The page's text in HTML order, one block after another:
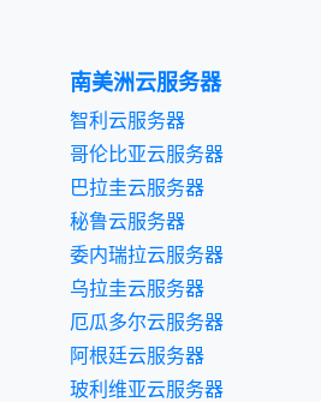
南美洲云服务器
智利云服务器
哥伦比亚云服务器
巴拉圭云服务器
秘鲁云服务器
委内瑞拉云服务器
乌拉圭云服务器
厄瓜多尔云服务器
阿根廷云服务器
玻利维亚云服务器